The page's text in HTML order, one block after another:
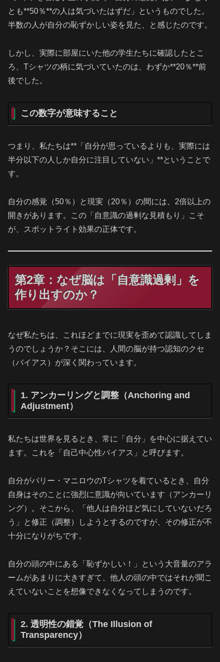
とも**50％**の人は気づいたはずだ」というものでした。
半数の人が自分の恥ずかしい姿を見た、と感じたのです。
しかし、実際に部屋にいた他の学生たちに確認したとこ
ろ、Tシャツの柄に気づいていたのは、わずか**20％**前
後でした。
この数字が意味すること
つまり、私たちは**「自分が思っているよりも、実際には
半分以下の人しか自分に注目していない」**ということで
す。
自分の感覚（50％）と現実（20％）の間には、2倍以上の
開きがあります。この「自意識の過剰な見積もり」こそ
が、スポットライト効果の正体です。
第2章：なぜ脳は「自意識過剰」を
作り出すのか？
なぜ私たちは、これほどまでに現実を歪めて認識してしま
うのでしょうか？そこには、人間の脳が持つ認知のクセ
（バイアス）が深く関わっています。
1. アンカーリングと調整（Anchoring and
Adjustment）
私たちは世界を見るとき、常に「自分」を中心に据えてい
ます。これを「自己中心性バイアス」と呼びます。
自分がバリー・マニロウのTシャツを着ているとき、自分
自身はそのことに強烈に意識が向いています（アンカーリ
ング）。そこから、「他人は自分ほど気にしていないだろ
う」と修正（調整）しようとするのですが、その修正が不
十分になりがちです。
自分の頭の中にある「恥ずかしい！」という大音量のアラ
ームがあまりに大きすぎて、他人の頭の中ではそれが聞こ
えていないことを想像できなくなってしまうのです。
2. 透明性の錯覚（The Illusion of
Transparency）